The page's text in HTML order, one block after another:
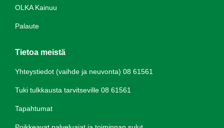
OLKA Kainuu
Palaute
Tietoa meistä
Yhteystiedot (vaihde ja neuvonta) 08 61561
Tuki tulkkausta tarvitseville 08 61561
Tapahtumat